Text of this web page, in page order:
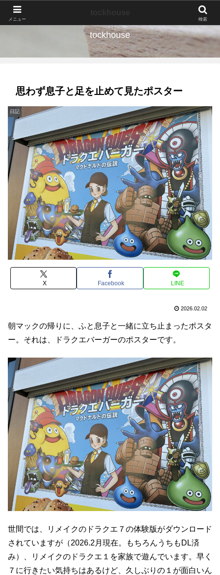
tockhouse
思わず息子と足を止めて見たポスター
日記
X Facebook LINE
2026.02.02
朝マックの帰りに、ふと息子と一緒に立ち止まったポスタ
ー。それは、ドラクエバーガーのポスターです。
世間では、リメイクのドラクエ７の体験版がダウンロード
されていますが（2026.2月現在。もちろんうちもDL済
み）、リメイクのドラクエ１を家族で遊んでいます。早く
７に行きたい気持ちはあるけど、久しぶりの１が面白いん
メニュー 検索